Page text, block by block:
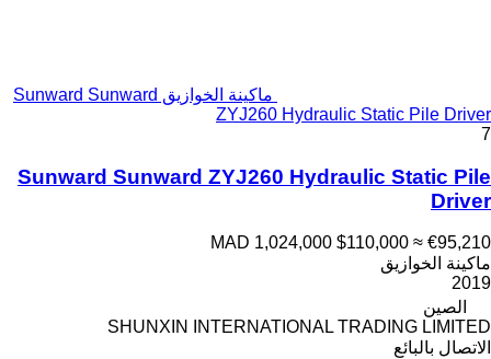
ماكينة الخوازيق Sunward Sunward
ZYJ260 Hydraulic Static Pile Driver
7
Sunward Sunward ZYJ260 Hydraulic Static Pile
Driver
MAD 1,024,000 $110,000 ≈ €95,210
ماكينة الخوازيق
2019
الصين
SHUNXIN INTERNATIONAL TRADING LIMITED
الاتصال بالبائع